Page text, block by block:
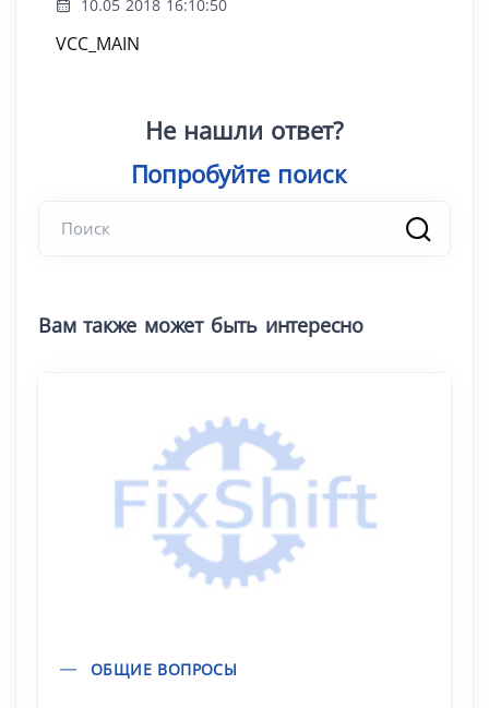
10.05 2018 16:10:50
VCC_MAIN
Не нашли ответ?
Попробуйте поиск|
Вам также может быть интересно
ОБЩИЕ ВОПРОСЫ